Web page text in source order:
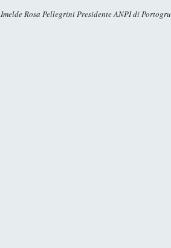
Imelde Rosa Pellegrini Presidente ANPI di